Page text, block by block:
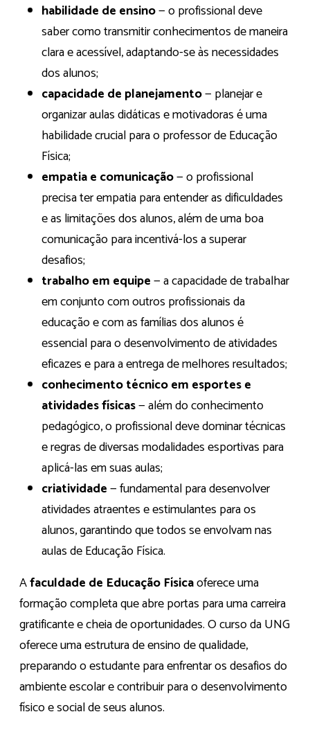
habilidade de ensino— o profissional deve
saber como transmitir conhecimentos de maneira
clara e acessível, adaptando-se às necessidades
dos alunos;
capacidade de planejamento— planejar e
organizar aulas didáticas e motivadoras é uma
habilidade crucial para o professor de Educação
Física;
empatia e comunicação— o profissional
precisa ter empatia para entender as dificuldades
e as limitações dos alunos, além de uma boa
comunicação para incentivá-los a superar
desafios;
trabalho em equipe— a capacidade de trabalhar
em conjunto com outros profissionais da
educação e com as famílias dos alunos é
essencial para o desenvolvimento de atividades
eficazes e para a entrega de melhores resultados;
conhecimento técnico em esportes e
atividades físicas— além do conhecimento
pedagógico, o profissional deve dominar técnicas
e regras de diversas modalidades esportivas para
aplicá-las em suas aulas;
criatividade— fundamental para desenvolver
atividades atraentes e estimulantes para os
alunos, garantindo que todos se envolvam nas
aulas de Educação Física.
Afaculdade de Educação Físicaoferece uma
formação completa que abre portas para uma carreira
gratificante e cheia de oportunidades. O curso da UNG
oferece uma estrutura de ensino de qualidade,
preparando o estudante para enfrentar os desafios do
ambiente escolar e contribuir para o desenvolvimento
físico e social de seus alunos.